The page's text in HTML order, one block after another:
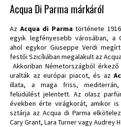
Acqua Di Parma márkáról
Az Acqua di Parma története
egyik legfényesebb városában, a
ahol egykor Giuseppe Verdi
festői Szicíliában megalakult az
Akkoriban Németországból
uralták az európai piacot, és az
illata, a maga friss,
felüdülést jelentett. Az olasz
években érte virágkorát, amikor is
sztárja az Acqua di Parma
Cary Grant, Lara Turner vagy Audrey